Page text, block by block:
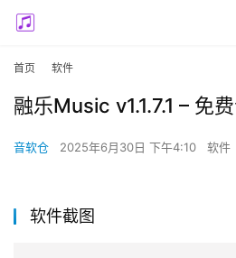
首页 软件
融乐Music v1.1.7.1 – 免
音软仓 2025年6月30日 下午4:10 软件
软件截图